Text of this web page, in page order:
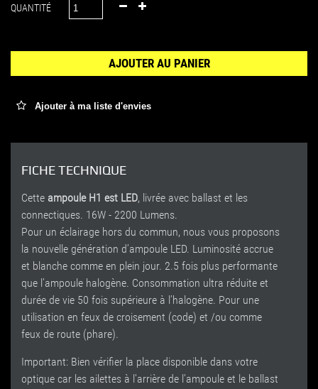
QUANTITÉ
AJOUTER AU PANIER
Ajouter à ma liste d'envies
FICHE TECHNIQUE
Cette ampoule H1 est LED, livrée avec ballast et les
connectiques. 16W - 2200 Lumens.
Pour un éclairage hors du commun, nous vous proposons
la nouvelle génération d’ampoule LED. Luminosité accrue
et blanche comme en plein jour. 2.5 fois plus performante
que l’ampoule halogène. Consommation ultra réduite et
durée de vie 50 fois supérieure à l’halogène. Pour une
utilisation en feux de croisement (code) et /ou comme
feux de route (phare).
Important: Bien vérifier la place disponible dans votre
optique car les ailettes à l'arrière de l'ampoule et le ballast